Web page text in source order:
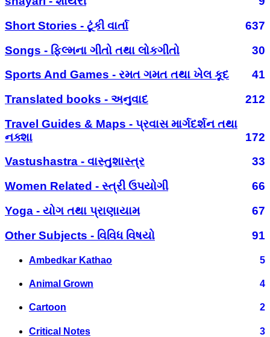
Short Stories - ટૂંકી વાર્તા
637
Songs - ફિલ્મના ગીતો તથા લોકગીતો
30
Sports And Games - રમત ગમત તથા ખેલ કૂદ
41
Translated books - અનુવાદ
212
Travel Guides & Maps - પ્રવાસ માર્ગદર્શન તથા
નક્શા
172
Vastushastra - વાસ્તુશાસ્ત્ર
33
Women Related - સ્ત્રી ઉપયોગી
66
Yoga - યોગ તથા પ્રાણાયામ
67
Other Subjects - વિવિધ વિષયો
91
Ambedkar Kathao 5
Animal Grown 4
Cartoon 2
Critical Notes 3